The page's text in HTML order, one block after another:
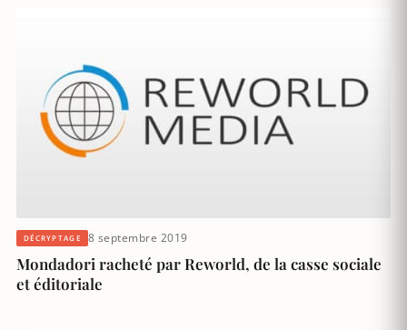
DÉCRYPTAGE 8 septembre 2019
Mondadori racheté par Reworld, de la casse sociale
et éditoriale